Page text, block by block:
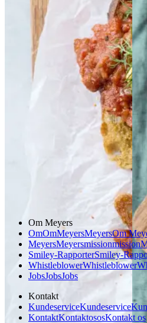
beans på
på
stegt brødbrød
Om Meyers
OmOmMeyersMeyersOm
MeyersMeyersmissionmission
Smiley-RapporterSmiley-
WhistleblowerWhistleblower
JobsJobsJobs
Kontakt
KundeserviceKundeservice
KontaktKontaktososKontakt os